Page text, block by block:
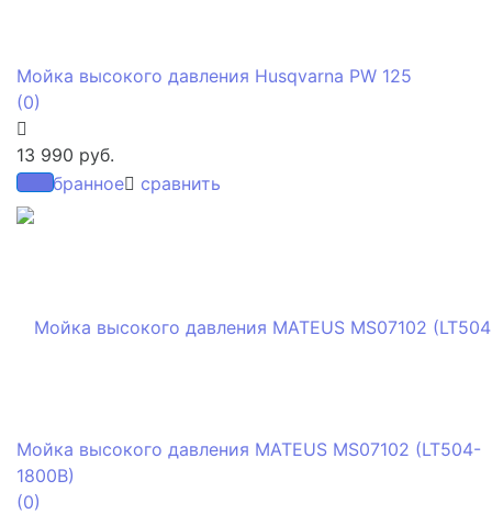
избранное сравнить
Мойка высокого давления Husqvarna PW 125
(0)
13 990 руб.
Мойка высокого давления MATEUS MS07102 (LT504-
1800B)
(0)